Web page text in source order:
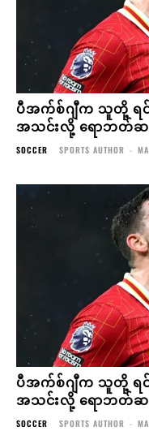
အသင်းလို့ ရောဘတ်
SPORTS AUTHOR -
ပီအက်စ်ဂျီက သူတို့ ရ
အသင်းလို့ ရောဘတ်
SPORTS AUTHOR -